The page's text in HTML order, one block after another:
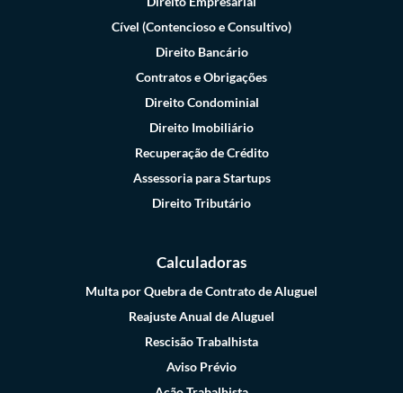
Cível (Contencioso e Consultivo)
Direito Bancário
Contratos e Obrigações
Direito Condominial
Direito Imobiliário
Recuperação de Crédito
Assessoria para Startups
Direito Tributário
Calculadoras
Multa por Quebra de Contrato de Aluguel
Reajuste Anual de Aluguel
Rescisão Trabalhista
Aviso Prévio